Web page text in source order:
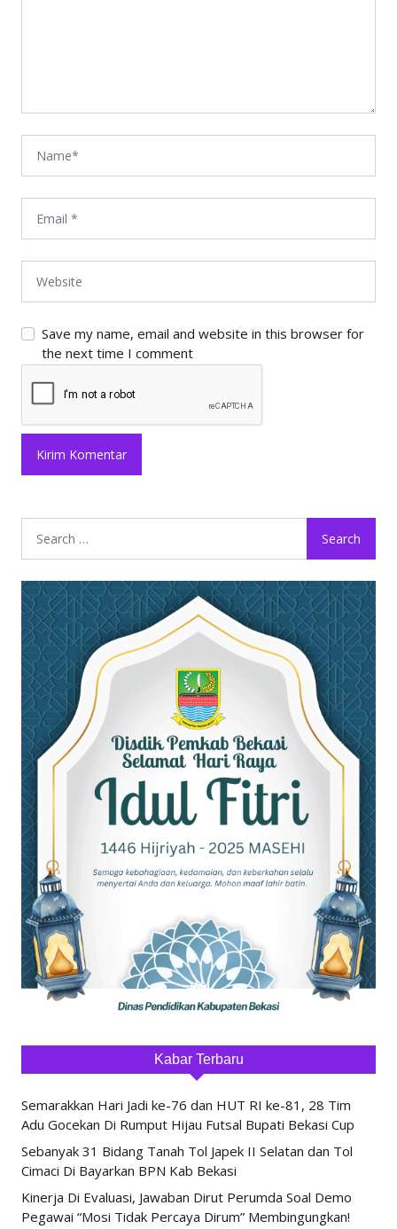
Save my name, email and website in this browser for
the next time I comment
Kabar Terbaru
Semarakkan Hari Jadi ke-76 dan HUT RI ke-81, 28 Tim
Adu Gocekan Di Rumput Hijau Futsal Bupati Bekasi Cup
Sebanyak 31 Bidang Tanah Tol Japek II Selatan dan Tol
Cimaci Di Bayarkan BPN Kab Bekasi
Kinerja Di Evaluasi, Jawaban Dirut Perumda Soal Demo
Pegawai “Mosi Tidak Percaya Dirum” Membingungkan!